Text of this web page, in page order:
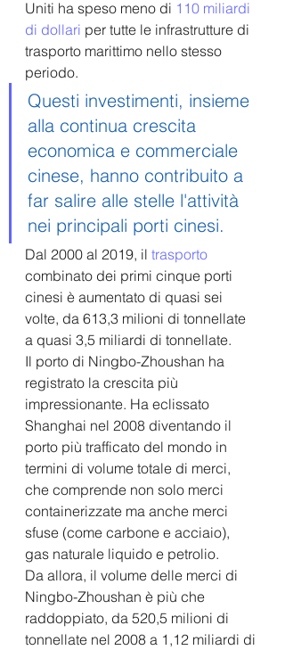
Uniti ha speso meno di 110 miliardi
di dollari per tutte le infrastrutture di
trasporto marittimo nello stesso
periodo.
Questi investimenti, insieme
alla continua crescita
economica e commerciale
cinese, hanno contribuito a
far salire alle stelle l'attività
nei principali porti cinesi.
Dal 2000 al 2019, il trasporto
combinato dei primi cinque porti
cinesi è aumentato di quasi sei
volte, da 613,3 milioni di tonnellate
a quasi 3,5 miliardi di tonnellate.
Il porto di Ningbo-Zhoushan ha
registrato la crescita più
impressionante. Ha eclissato
Shanghai nel 2008 diventando il
porto più trafficato del mondo in
termini di volume totale di merci,
che comprende non solo merci
containerizzate ma anche merci
sfuse (come carbone e acciaio),
gas naturale liquido e petrolio.
Da allora, il volume delle merci di
Ningbo-Zhoushan è più che
raddoppiato, da 520,5 milioni di
tonnellate nel 2008 a 1,12 miliardi di